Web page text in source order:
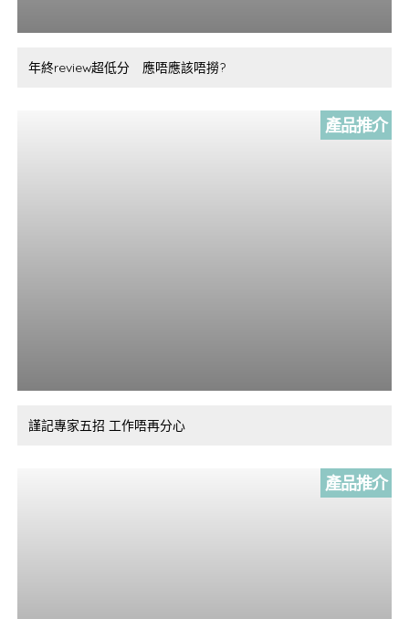
年終review超低分 應唔應該唔撈?
產品推介
謹記專家五招 工作唔再分心
產品推介